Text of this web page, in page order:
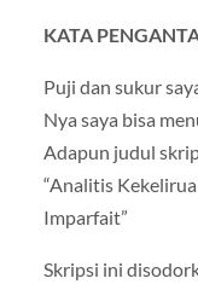
KATA
Puji dan sukur
Nya saya bisa
Adapun judul
“Analitis
Imparfait”
Skripsi ini